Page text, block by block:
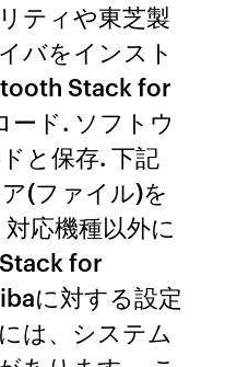
ティや東芝製
バをインスト
Stack for
ド. ソフトウ
と保存. 下記
(ファイル)を
応機種以外に
for
に対する設定
は、システム